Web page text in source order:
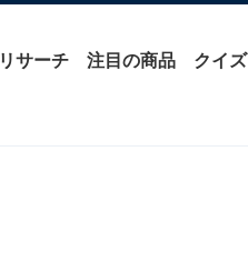
リサーチ 注目の商品 クイズ